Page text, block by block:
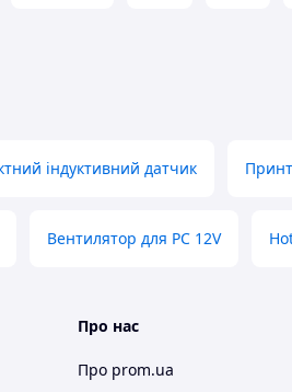
індуктивний датчик
Вентилятор для PC 12V
Про нас
Про prom.ua